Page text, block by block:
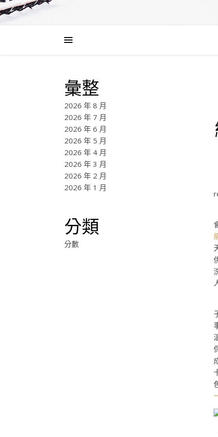
彙整
2026 年 8 月
2026 年 7 月
2026 年 6 月
2026 年 5 月
2026 年 4 月
2026 年 3 月
2026 年 2 月
2026 年 1 月
分類
分數